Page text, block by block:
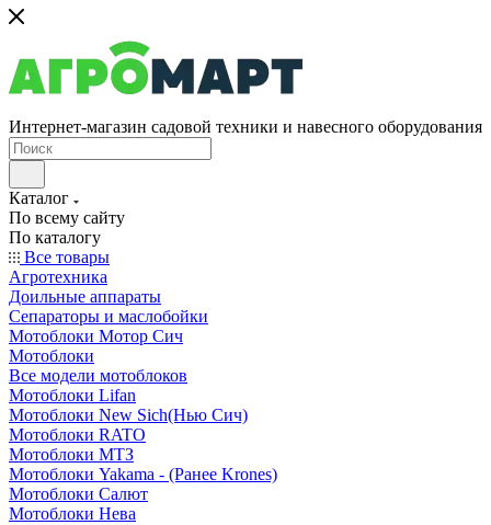
Интернет-магазин садовой техники и навесного оборудования
Каталог
По всему сайту
По каталогу
Все товары
Агротехника
Доильные аппараты
Сепараторы и маслобойки
Мотоблоки Мотор Сич
Мотоблоки
Все модели мотоблоков
Мотоблоки Lifan
Мотоблоки New Sich(Нью Сич)
Мотоблоки RATO
Мотоблоки МТЗ
Мотоблоки Yakama - (Ранее Krones)
Мотоблоки Салют
Мотоблоки Нева